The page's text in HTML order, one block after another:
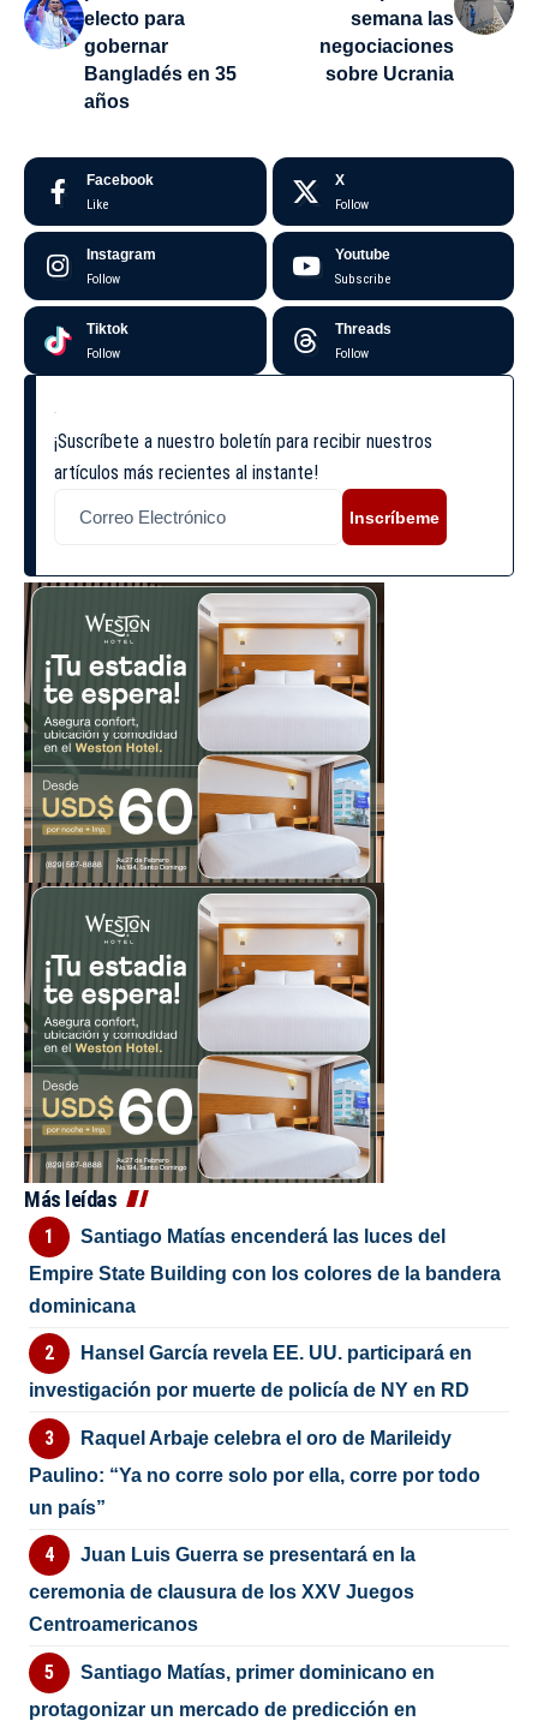
electo para
gobernar
Bangladés en 35
años
semana las
negociaciones
sobre Ucrania
Facebook
Like
X
Follow
Instagram
Follow
Youtube
Subscribe
Tiktok
Follow
Threads
Follow
¡Suscríbete a nuestro boletín para recibir nuestros
artículos más recientes al instante!
Inscríbeme
Más leídas
Santiago Matías encenderá las luces del
Empire State Building con los colores de la bandera
dominicana
Hansel García revela EE. UU. participará en
investigación por muerte de policía de NY en RD
Raquel Arbaje celebra el oro de Marileidy
Paulino: “Ya no corre solo por ella, corre por todo
un país”
Juan Luis Guerra se presentará en la
ceremonia de clausura de los XXV Juegos
Centroamericanos
Santiago Matías, primer dominicano en
protagonizar un mercado de predicción en